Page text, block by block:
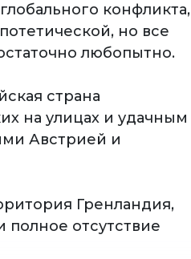
конфликта,
но все
любопытно.
страна
на улицах и удачным
Австрией и
Гренландия,
полное отсутствие